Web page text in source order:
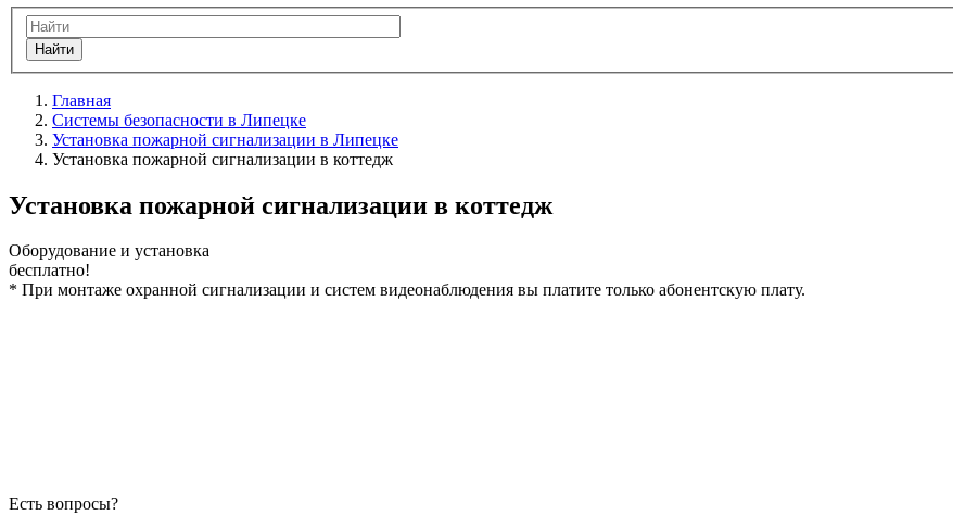
Найти
Главная
Системы безопасности в Липецке
Установка пожарной сигнализации в Липецке
Установка пожарной сигнализации в коттедж
Установка пожарной сигнализации в коттедж
Оборудование и установка
бесплатно!
* При монтаже охранной сигнализации и систем видеонаблюдения вы платите только абонентскую плату.
Есть вопросы?